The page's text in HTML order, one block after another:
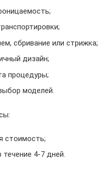
сбривание или стрижка;
дизайн;
процедуры;
моделей.
стоимость;
течение 4-7 дней.